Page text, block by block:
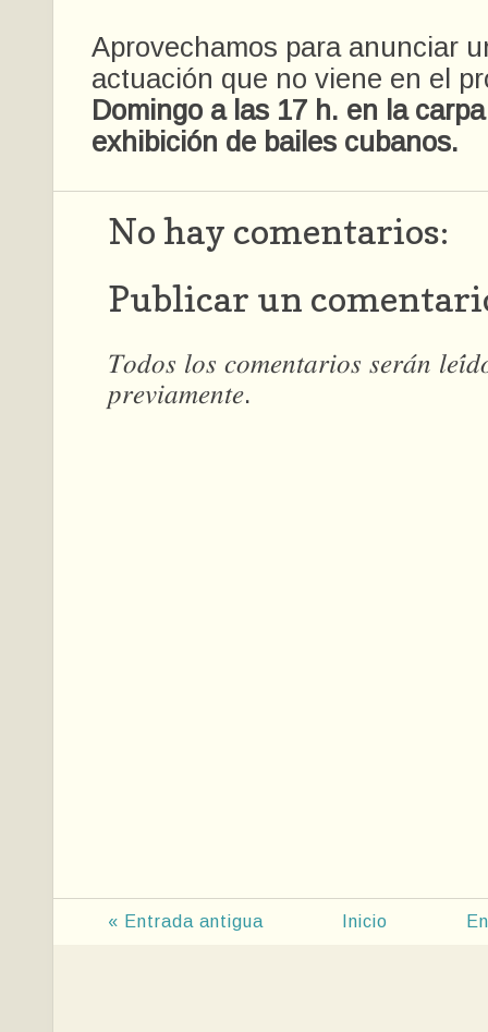
Aprovechamos para anunciar
actuación que no viene en el
Domingo a las 17 h. en la
exhibición de bailes cubanos.
No hay comentarios:
Publicar un
𝑇𝑜𝑑𝑜𝑠 𝑙𝑜𝑠 𝑐𝑜𝑚𝑒𝑛𝑡𝑎𝑟𝑖𝑜𝑠 𝑠𝑒𝑟𝑎́𝑛
𝑝𝑟𝑒𝑣𝑖𝑎𝑚𝑒𝑛𝑡𝑒.
« Entrada antigua Inicio